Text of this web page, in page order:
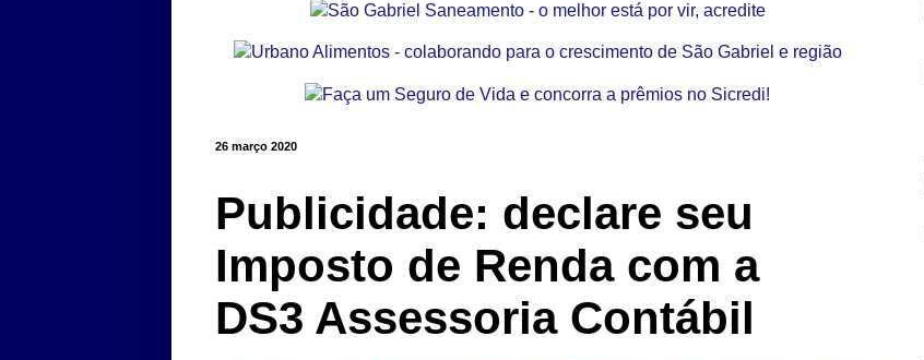
26 março 2020
Publicidade: declare seu
Imposto de Renda com a
DS3 Assessoria Contábil